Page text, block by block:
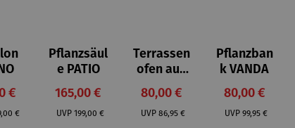
€
Preis:
€
Pflanzsäul
e PATIO
Verkaufspreis:
165,00 €
UVP Regulärer Preis:
199,00 €
Terrassen
ofen aus
Gusseisen
Verkaufspreis:
80,00 €
UVP Regulärer Preis:
86,95 €
Pflanzban
k VANDA
80,00 €
UVP Regulärer
99,95 €